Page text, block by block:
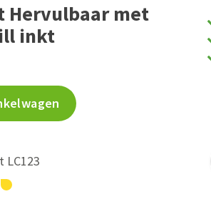
Hervulbaar met
inkt
LC123